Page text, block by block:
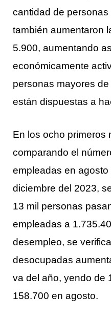
cantidad de
también aumentaron
5.900, aumentando
económicamente
personas mayores
están dispuestas a
En los ocho primeros
comparando el
empleadas en
diciembre del 2023,
13 mil personas
empleadas a
desempleo, se
desocupadas
va del año, yendo de
158.700 en agosto.